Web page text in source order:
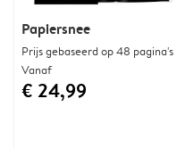
Papiersnee
Prijs gebaseerd op 48 pagina's
Vanaf
€ 24,99